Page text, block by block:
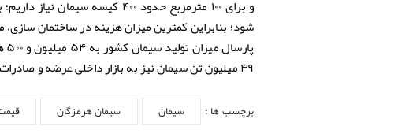
و برای ۱۰۰ مترمربع حدود ۴۰۰
شود؛ بنابراین کمترین میزان هزینه در ساختمان
۴۹ میلیون تن سیمان نیز به بازار داخلی عرضه و صادرات ۶ میلیون تن سیمان و پنج میلیون و ۸۰۰ هزار تن کلینکر به ثبت رسید.
برچسب ها : سیمان سیمان هرمزگان